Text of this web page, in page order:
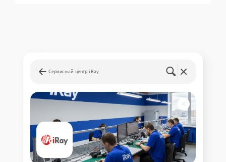
Сервисный центр iRay